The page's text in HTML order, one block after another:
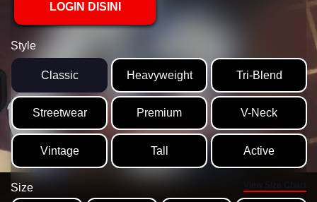
LOGIN DISINI
Style
Classic Heavyweight Tri-Blend
Streetwear Premium V-Neck
Vintage Tall Active
Size View Size Chart